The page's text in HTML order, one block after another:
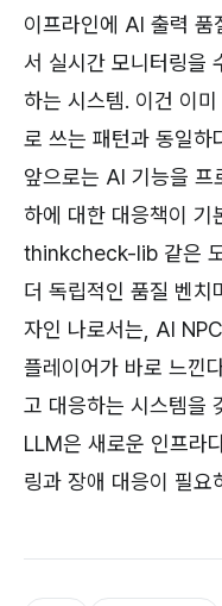
이프라인에 AI 출력 품
서 실시간 모니터링을
하는 시스템. 이건 이
로 쓰는 패턴과 동일하
앞으로는 AI 기능을 프
하에 대한 대응책이 기
thinkcheck-lib 같은 도
더 독립적인 품질 벤치
자인 나로서는, AI
플레이어가 바로 느낀
고 대응하는 시스템을
LLM은 새로운 인프라
링과 장애 대응이 필요